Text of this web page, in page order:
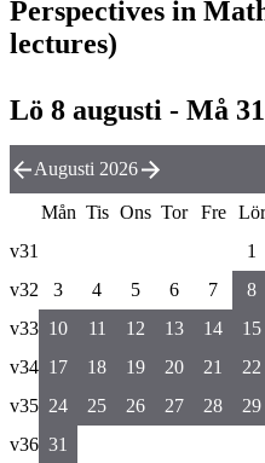
Perspectives in
lectures)
Lö 8 augusti - Må
Augusti 2026
Mån Tis Ons Tor Fre Lör
v31
1
v32
3 4 5 6 7 8
v33 10 11 12 13 14 15
v34 17 18 19 20 21 22
v35 24 25 26 27 28 29
v36 31